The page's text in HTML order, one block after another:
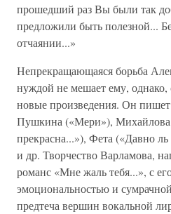
прошедший раз Вы были так
предложили быть полезной...
отчаянии...»
Непрекращающаяся борьба
нуждой не мешает ему, однако,
новые произведения. Он
Пушкина («Мери»),
прекрасна...»), Фета («Давно
и др. Творчество Варламова,
романс «Мне жаль тебя...», с
эмоциональностью и
предтеча вершин вокальной